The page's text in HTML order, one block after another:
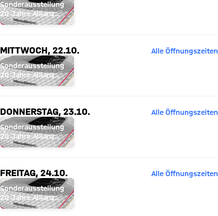
Sonderausstellung
20 Jahre Allianz
Arena
MITTWOCH, 22.10.
Alle Öffnungszeiten
Sonderausstellung
20 Jahre Allianz
Arena
DONNERSTAG, 23.10.
Alle Öffnungszeiten
Sonderausstellung
20 Jahre Allianz
Arena
FREITAG, 24.10.
Alle Öffnungszeiten
Sonderausstellung
20 Jahre Allianz
Arena